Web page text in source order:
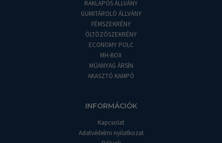
RAKLAPOS ÁLLVÁNY
GUMITÁROLÓ ÁLLVÁNY
FÉMSZEKRÉNY
ÖLTÖZŐSZEKRÉNY
ECONOMY POLC
MH-BOX
MŰANYAG ÁRSÍN
AKASZTÓ KAMPÓ
INFORMÁCIÓK
Kapcsolat
Adatvédelmi nyilatkozat